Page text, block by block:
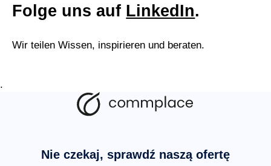
Folge uns auf LinkedIn.
Wir teilen Wissen, inspirieren und beraten.
.
Nie czekaj, sprawdź naszą ofertę